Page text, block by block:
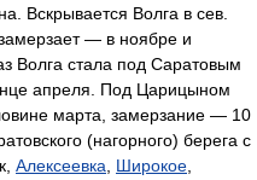
Вскрывается Волга в сев.
— в ноябре и
Волга стала под Саратовым
апреля. Под Царицыном
марта, замерзание — 10
(нагорного) берега с
Алексеевка Широкое